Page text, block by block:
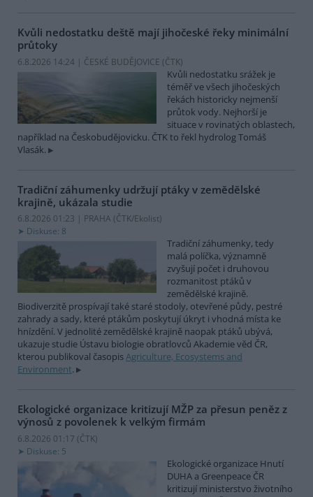
Kvůli nedostatku deště mají jihočeské řeky minimální
průtoky
6.8.2026 14:24 | ČESKÉ BUDĚJOVICE (ČTK)
Kvůli nedostatku srážek je
téměř ve všech jihočeských
řekách historicky nejmenší
průtok vody. Nejhorší je
situace v rovinatých oblastech,
například na Českobudějovicku. ČTK to řekl hydrolog Tomáš
Vlasák.
Tradiční záhumenky udržují ptáky v zemědělské
krajině, ukázala studie
6.8.2026 01:23 | PRAHA (ČTK/Ekolist)
Diskuse: 8
Tradiční záhumenky, tedy
malá políčka, významně
zvyšují počet i druhovou
rozmanitost ptáků v
zemědělské krajině.
Biodiverzitě prospívají také staré stodoly, otevřené půdy, pestré
zahrady a sady, které ptákům poskytují úkryt i vhodná místa ke
hnízdění. V jednolité zemědělské krajině naopak ptáků ubývá,
ukazuje studie Ústavu biologie obratlovců Akademie věd ČR,
kterou publikoval časopisAgriculture, Ecosystems and
Environment.
Ekologické organizace kritizují MŽP za přesun peněz z
výnosů z povolenek k velkým firmám
6.8.2026 01:17 (ČTK)
Diskuse: 5
Ekologické organizace Hnutí
DUHA a Greenpeace ČR
kritizují ministerstvo životního